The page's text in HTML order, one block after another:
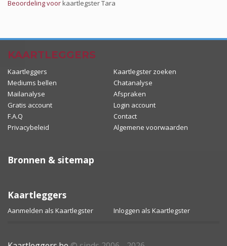
Beoordeling voorkaartlegster Tara
KAARTLEGGERS
Kaartleggers
Kaartlegster zoeken
Mediums bellen
Chatanalyse
Mailanalyse
Afspraken
Gratis account
Login account
F.A.Q
Contact
Privacybeleid
Algemene voorwaarden
Bronnen & sitemap
Kaartleggers
Aanmelden als Kaartlegster Inloggen als Kaartlegster